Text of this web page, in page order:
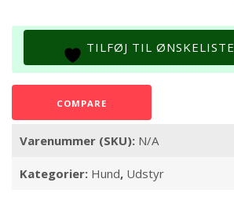
sort/cognac
TILFØJ TIL ØNSKELISTE
COMPARE
Varenummer (SKU): N/A
Kategorier: Hund, Udstyr